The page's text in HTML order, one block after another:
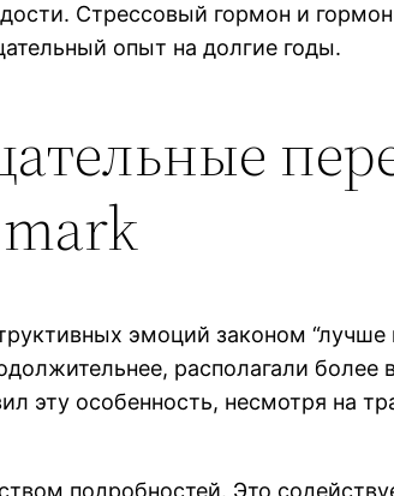
Стрессовый гормон и
опыт на долгие годы.
эмоций законом
располагали более
эту особенность, несмотря на
подробностей. Это